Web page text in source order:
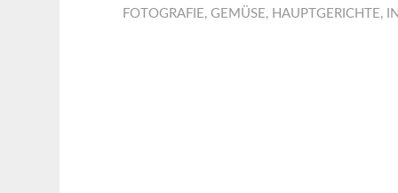
FOTOGRAFIE, GEMÜSE, HAUPTGERICHTE,